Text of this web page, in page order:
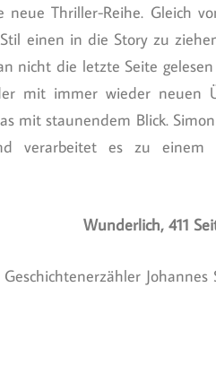
Thriller-Reihe. Gleich
einen in die Story zu
nicht die letzte Seite
mit immer wieder neuen
mit staunendem Blick.
verarbeitet es zu einem
Wunderlich, 411
Johannes